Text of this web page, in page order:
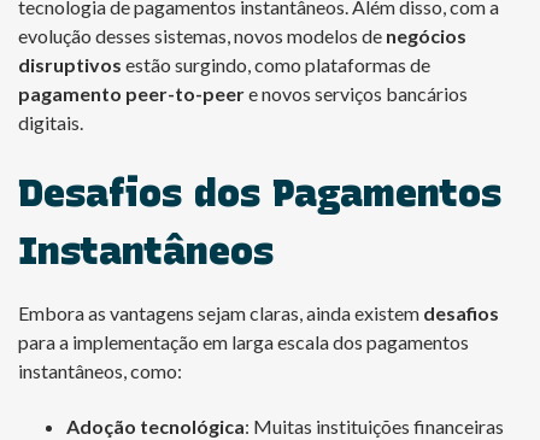
tecnologia de pagamentos instantâneos. Além disso, com a
evolução desses sistemas, novos modelos de negócios
disruptivos estão surgindo, como plataformas de
pagamento peer-to-peere novos serviços bancários
digitais.
Desafios dos Pagamentos
Instantâneos
Embora as vantagens sejam claras, ainda existem desafios
para a implementação em larga escala dos pagamentos
instantâneos, como:
Adoção tecnológica: Muitas instituições financeiras